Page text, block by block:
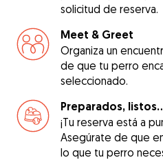
solicitud de reserva.
Meet & Greet
Organiza un
de que tu perro
seleccionado.
Preparados,
¡Tu reserva está a
Asegúrate de que
lo que tu perro